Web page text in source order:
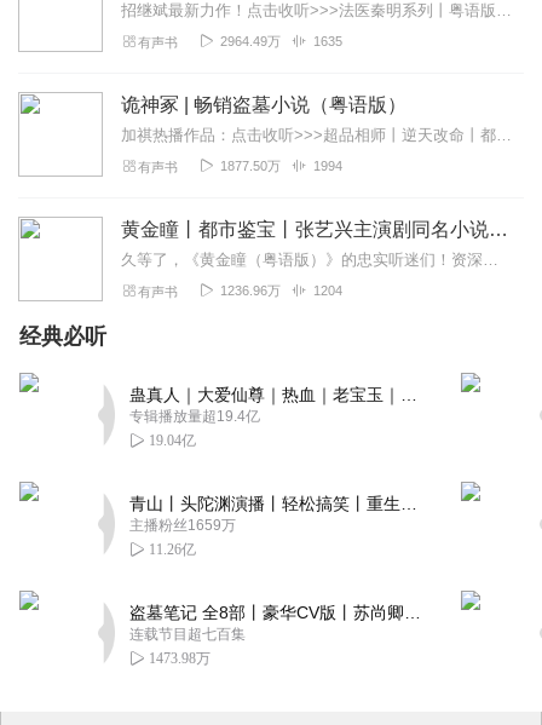
招继斌最新力作！点击收听>>>法医秦明系列丨粤语版丨招继斌演播超级IP改编粤语有声书，玄幻网文至尊经典小说！网络总点击20亿次！各大网络文学榜单NO.1大满贯...
有声书 2964.49万 1635
诡神冢 | 畅销盗墓小说（粤语版）
加祺热播作品：点击收听>>>超品相师丨逆天改命丨都市玄学（粤语）点击收听>>>诡谷秘境丨探寻中国百慕大（粤语版）内容简介神灵真的存在吗？它们又去了哪里？封...
有声书 1877.50万 1994
黄金瞳丨都市鉴宝丨张艺兴主演剧同名小说（粤语）
久等了，《黄金瞳（粤语版）》的忠实听迷们！资深电台主持，新晋主播大雄，现为大家再次开更，希望多多支持。【内容简介】典当行工作的小职员庄睿，在一次意外中眼睛发生异...
有声书 1236.96万 1204
经典必听
专辑播放量超19.4亿
19.04亿
主播粉丝1659万
11.26亿
连载节目超七百集
1473.98万